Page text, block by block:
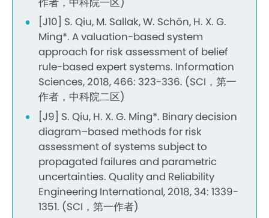
[J10] S. Qiu, M. Sallak, W. Schön, H. X. G.
Ming*. A valuation-based system
approach for risk assessment of belief
rule-based expert systems. Information
Sciences, 2018, 466: 323-336. (SCI，第一
作者，中科院二区)
[J9] S. Qiu, H. X. G. Ming*. Binary decision
diagram–based methods for risk
assessment of systems subject to
propagated failures and parametric
uncertainties. Quality and Reliability
Engineering International, 2018, 34: 1339-
1351. (SCI，第一作者)